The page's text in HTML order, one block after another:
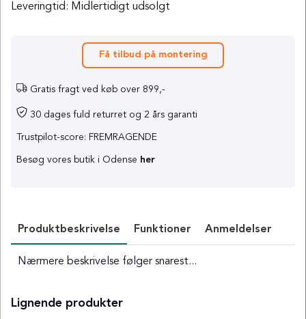
Leveringtid: Midlertidigt udsolgt
Få tilbud på montering
Gratis fragt ved køb over 899,-
30 dages fuld returret og 2 års garanti
Trustpilot-score: FREMRAGENDE
Besøg vores butik i Odense her
Produktbeskrivelse Funktioner Anmeldelser
Nærmere beskrivelse følger snarest...
Lignende produkter